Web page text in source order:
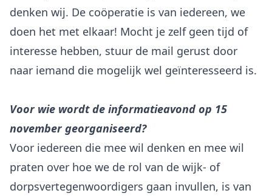
denken wij. De coöperatie is van iedereen, we
doen het met elkaar! Mocht je zelf geen tijd of
interesse hebben, stuur de mail gerust door
naar iemand die mogelijk wel geïnteresseerd is.
Voor wie wordt de informatieavond op 15
november georganiseerd?
Voor iedereen die mee wil denken en mee wil
praten over hoe we de rol van de wijk- of
dorpsvertegenwoordigers gaan invullen, is van